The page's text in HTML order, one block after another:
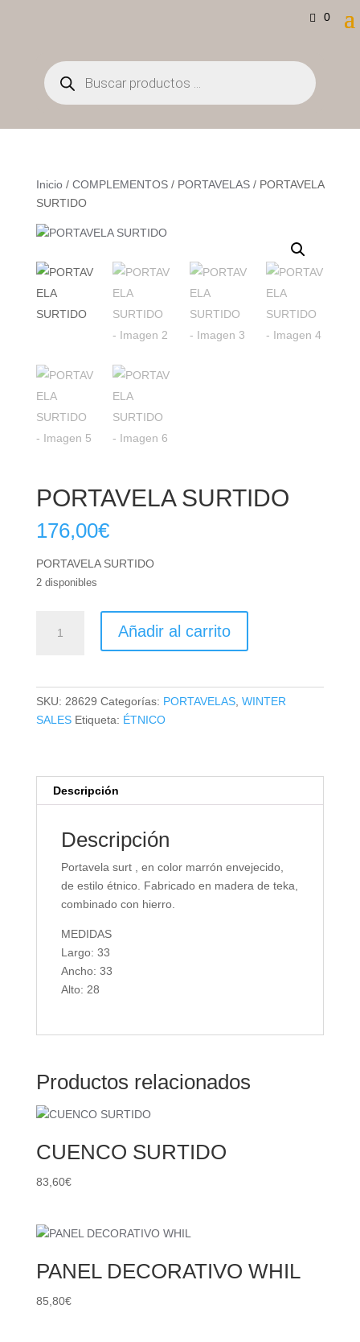
0
Búsqueda
de
productos
Inicio/ COMPLEMENTOS/ PORTAVELAS/ PORTAVELA
SURTIDO
PORTAVELA SURTIDO
176,00€
PORTAVELA SURTIDO
2 disponibles
SURTIDO
Añadir al carrito
SKU: 28629 Categorías: PORTAVELAS, WINTER
SALES Etiqueta: ÉTNICO
Descripción
Descripción
Portavela surt , en color marrón envejecido,
de estilo étnico. Fabricado en madera de teka,
combinado con hierro.
MEDIDAS
Largo: 33
Ancho: 33
Alto: 28
Productos relacionados
CUENCO SURTIDO
83,60€
PANEL DECORATIVO WHIL
85,80€